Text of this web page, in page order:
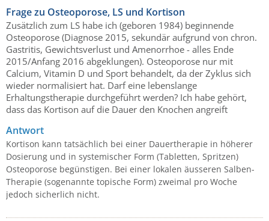
Frage zu Osteoporose, LS und Kortison
Zusätzlich zum LS habe ich (geboren 1984) beginnende
Osteoporose (Diagnose 2015, sekundär aufgrund von chron.
Gastritis, Gewichtsverlust und Amenorrhoe - alles Ende
2015/Anfang 2016 abgeklungen). Osteoporose nur mit
Calcium, Vitamin D und Sport behandelt, da der Zyklus sich
wieder normalisiert hat. Darf eine lebenslange
Erhaltungstherapie durchgeführt werden? Ich habe gehört,
dass das Kortison auf die Dauer den Knochen angreift
Antwort
Kortison kann tatsächlich bei einer Dauertherapie in höherer
Dosierung und in systemischer Form (Tabletten, Spritzen)
Osteoporose begünstigen. Bei einer lokalen äusseren Salben-
Therapie (sogenannte topische Form) zweimal pro Woche
jedoch sicherlich nicht.